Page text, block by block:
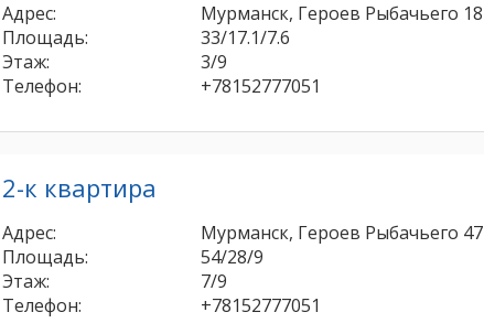
Адрес:
Мурманск, Героев Рыбачьего 18
Площадь:
33/17.1/7.6
Этаж:
3/9
Телефон:
+78152777051
2-к квартира
Адрес:
Мурманск, Героев Рыбачьего 47
Площадь:
54/28/9
Этаж:
7/9
Телефон:
+78152777051